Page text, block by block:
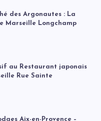
des Argonautes : La
Marseille Longchamp
au Restaurant japonais
Rue Sainte
Aix-en-Provence –